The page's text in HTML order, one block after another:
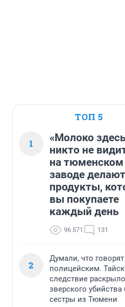
ТОП 5
1
«Молоко
никто не
на тюменском
заводе делают
продукты,
вы покупаете
каждый день
96 571 131
2
Думали, что
полицейским.
следствие
зверского убийства
сестры из Тюмени